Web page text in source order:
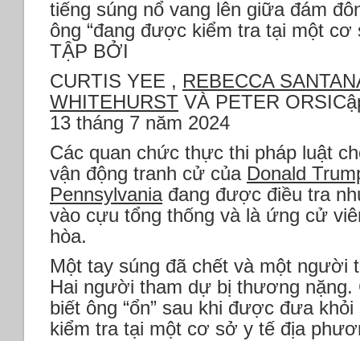
tiếng súng nổ vang lên giữa đám
ông “đang được kiểm tra tại một
TẬP BỞI
CURTIS YEE , REBECCA
WHITEHURST VÀ PETER
13 tháng 7 năm 2024
Các quan chức thực thi pháp luật
vận động tranh cử của Donald
Pennsylvaniađang được điều tra
vào cựu tổng thống và là ứng cử
hòa.
Một tay súng đã chết và một người
Hai người tham dự bị thương nặng.
biết ông “ổn” sau khi được đưa
kiểm tra tại một cơ sở y tế địa